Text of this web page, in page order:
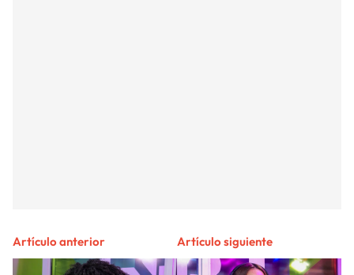
Artículo anterior Artículo siguiente